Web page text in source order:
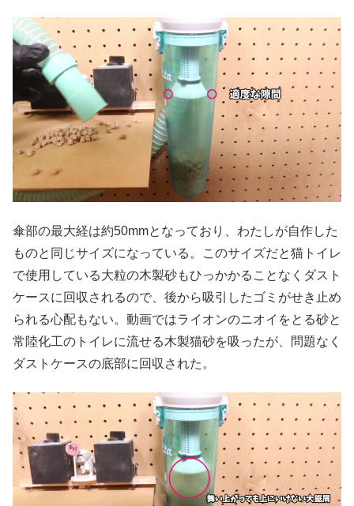
傘部の最大経は約50mmとなっており、わたしが自作した
ものと同じサイズになっている。このサイズだと猫トイレ
で使用している大粒の木製砂もひっかかることなくダスト
ケースに回収されるので、後から吸引したゴミがせき止め
られる心配もない。動画ではライオンのニオイをとる砂と
常陸化工のトイレに流せる木製猫砂を吸ったが、問題なく
ダストケースの底部に回収された。